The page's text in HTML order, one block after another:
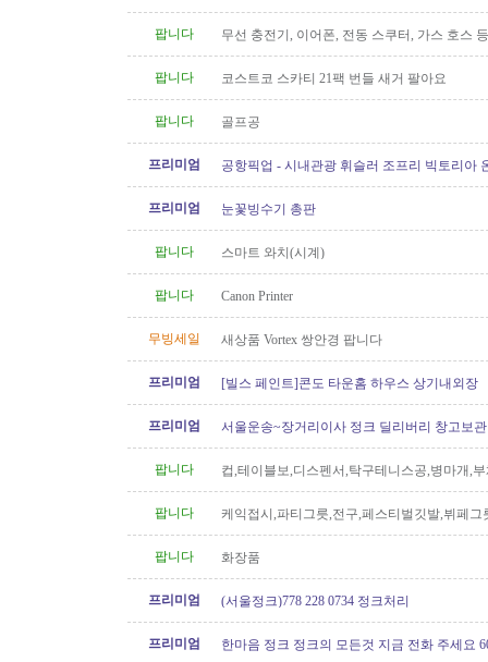
팝니다
무선 충전기, 이어폰, 전동 스쿠터, 가스 호스 등
팝니다 코스트코 스카티 21팩 번들 새거 팔아요
팝니다 골프공
프리미엄
공항픽업 - 시내관광 휘슬러 조프리 빅토리아
프리미엄
눈꽃빙수기 총판
팝니다 스마트 와치(시계)
팝니다 Canon Printer
무빙세일 새상품 Vortex 쌍안경 팝니다
프리미엄 [빌스 페인트]콘도 타운홈 하우스 상기내외장
프리미엄
서울운송~장거리이사 정크 딜리버리 창고보관
팝니다
컵,테이블보,디스펜서,탁구테니스공,병마개,
팝니다
케익접시,파티그릇,전구,페스티벌깃발,뷔페그
팝니다 화장품
프리미엄 (서울정크)778 228 0734 정크처리
프리미엄 한마음 정크 정크의 모든것 지금 전화 주세요